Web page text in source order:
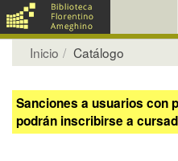
Inicio Catálogo
Sanciones a usuarios con
podrán inscribirse a